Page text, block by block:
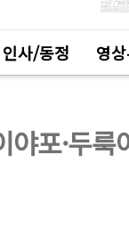
인사/동정 영
포·두